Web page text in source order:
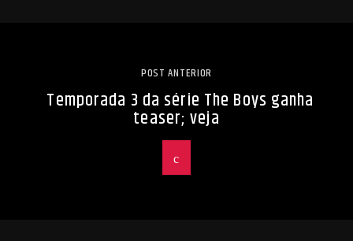
POST ANTERIOR
Temporada 3 da série The Boys ganha
teaser; veja